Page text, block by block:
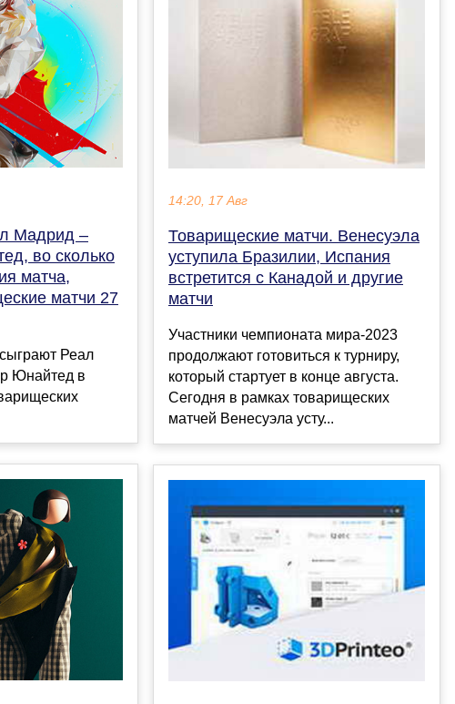
Мадрид –
во сколько
матча,
матчи 27
Реал
Юнайтед в
14:20, 17 Авг
Товарищеские матчи. Венесуэла
уступила Бразилии, Испания
встретится с Канадой и другие
матчи
Участники чемпионата мира-2023
продолжают готовиться к турниру,
который стартует в конце августа.
Сегодня в рамках товарищеских
матчей Венесуэла усту...